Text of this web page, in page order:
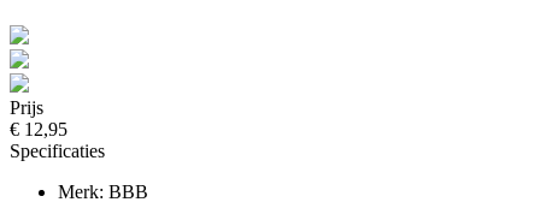
Prijs
€ 12,95
Specificaties
Merk: BBB